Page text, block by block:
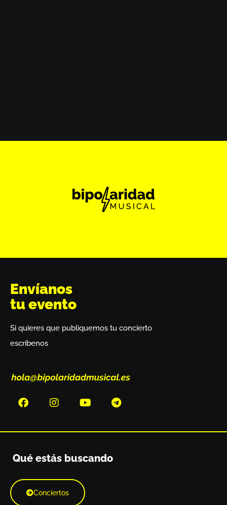
Envíanos
tu evento
Si quieres que publiquemos tu concierto
escríbenos
Qué estás buscando
Conciertos